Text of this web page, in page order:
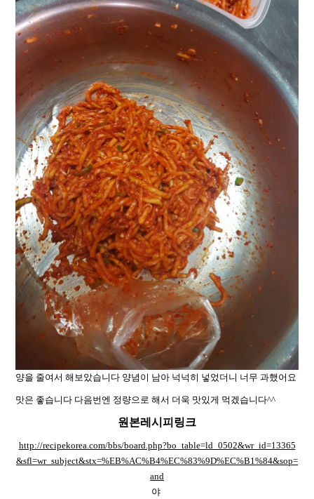
양을 줄여서 해보았습니다 양념이 남아 넉넉히 넣었더니 너무 과했어요
맛은 좋습니다 다음번엔 정량으로 해서 더욱 맛있게 먹겠습니다^^
원본레시피링크
http://recipekorea.com/bbs/board.php?bo_table=ld_0502&wr_id=13365
&sfl=wr_subject&stx=%EB%AC%B4%EC%83%9D%EC%B1%84&sop=
and
야